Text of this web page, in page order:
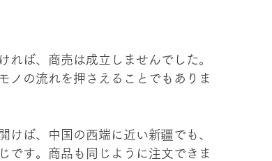
れば、商売は成立しませんでした。
ノの流れを押さえることでもありま
けば、中国の西端に近い新疆でも、
です。商品も同じように注文できま